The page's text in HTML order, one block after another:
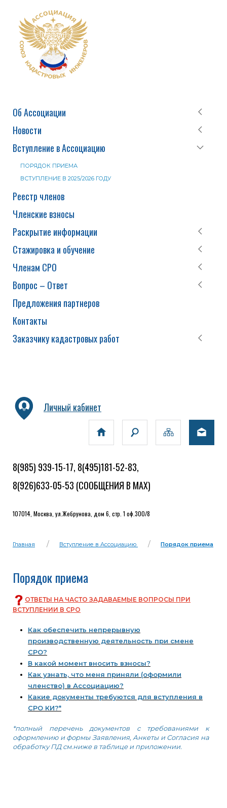
Об Ассоциации
Новости
Вступление в Ассоциацию
ПОРЯДОК ПРИЕМА
ВСТУПЛЕНИЕ В 2025/2026 ГОДУ
Реестр членов
Членские взносы
Раскрытие информации
Стажировка и обучение
Членам СРО
Вопрос – Ответ
Предложения партнеров
Контакты
Заказчику кадастровых работ
Личный кабинет
8(985) 939-15-17, 8(495)181-52-83,
8(926)633-05-53 (СООБЩЕНИЯ В MAX)
107014, Москва, ул.Жебрунова, дом 6, стр. 1 оф.300/8
Главная Вступление в Ассоциацию Порядок приема
Порядок приема
ОТВЕТЫ НА ЧАСТО ЗАДАВАЕМЫЕ ВОПРОСЫ ПРИ
ВСТУПЛЕНИИ В СРО
Как обеспечить непрерывную
производственную деятельность при смене
СРО?
В какой момент вносить взносы?
Как узнать, что меня приняли (оформили
членство) в Ассоциацию?
Какие документы требуются для вступления в
СРО КИ?*
*полный перечень документов с требованиями к
оформлению и формы Заявления, Анкеты и Согласия на
обработку ПД см.ниже в таблице и приложении.